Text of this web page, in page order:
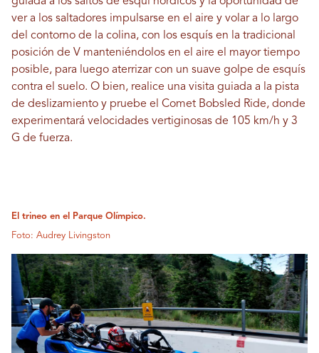
ver a los saltadores impulsarse en el aire y volar a lo largo
del contorno de la colina, con los esquís en la tradicional
posición de V manteniéndolos en el aire el mayor tiempo
posible, para luego aterrizar con un suave golpe de esquís
contra el suelo. O bien, realice una visita guiada a la pista
de deslizamiento y pruebe el Comet Bobsled Ride, donde
experimentará velocidades vertiginosas de 105 km/h y 3
G de fuerza.
El trineo en el Parque Olímpico.
Foto: Audrey Livingston